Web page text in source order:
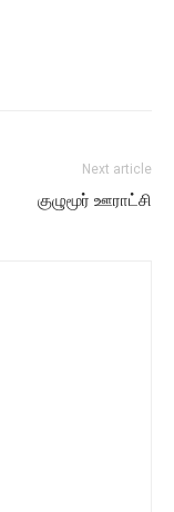
Next article
குழுமூர் ஊராட்சி